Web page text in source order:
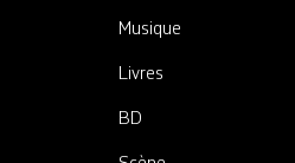
Musique
Livres
BD